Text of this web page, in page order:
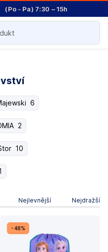
(Po - Pa) 7:30 – 15h
6
2
10
Nejlevnější Nejdražší
- 48%